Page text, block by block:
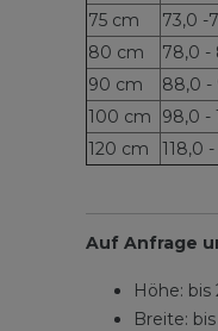
75 cm
73,0 -
80 cm
78,0 -
90 cm
88,0 -
100 cm
98,0 -
120 cm
118,0
Auf Anfrage
Höhe:
Breite: